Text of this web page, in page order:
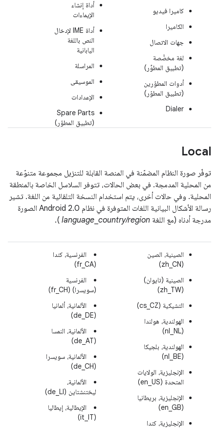
كاميرا فيديو
الكاميرا
جهات الاتصال
لغة مخصَّصة
(تطبيق المطوِّر)
أدوات المطوّرين
(تطبيق المطوّر)
Dialer
أداة إنشاء
الإيماءات
أداة IME لإدخال
النص باللغة
اليابانية
المراسلة
الموسيقى
الإعدادات
Spare Parts
(تطبيق المطوّر)
Local
توفّر صورة النظام المضمّنة في المنصة القابلة للتنزيل مجموعة متنوّعة
من المحلية المدمجة. في بعض الحالات، تتوفر السلاسل الخاصة بالمنطقة
المحلية. وفي حالات أخرى، يتم استخدام النسخة التلقائية من اللغة. تشير
رسالة الأشكال البيانية اللغات المتوفرة في نظام Android 2.0 الصورة
مدرجة أدناه (مع اللغة
language country/region
).
الصينية، الصين
(zh_CN)
الصينية (تايوان)
(zh_TW)
التشيكية (cs_CZ)
الهولندية، هولندا
(nl_NL)
الهولندية، بلجيكا
(nl_BE)
الإنجليزية، الولايات
المتحدة (en_US)
الإنجليزية، بريطانيا
(en_GB)
الإنجليزية، كندا
الفرنسية، كندا
(fr_CA)
الفرنسية
(سويسرا) (fr_CH)
الألمانية، ألمانيا
(de_DE)
الألمانية، النمسا
(de_AT)
الألمانية، سويسرا
(de_CH)
الألمانية،
ليختنشتاين (de_LI)
الإيطالية، إيطاليا
(it_IT)